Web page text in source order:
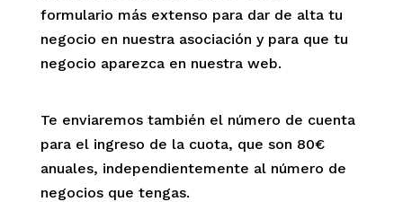
formulario más extenso para dar de alta tu
negocio en nuestra asociación y para que tu
negocio aparezca en nuestra web.
Te enviaremos también el número de cuenta
para el ingreso de la cuota, que son 80€
anuales, independientemente al número de
negocios que tengas.